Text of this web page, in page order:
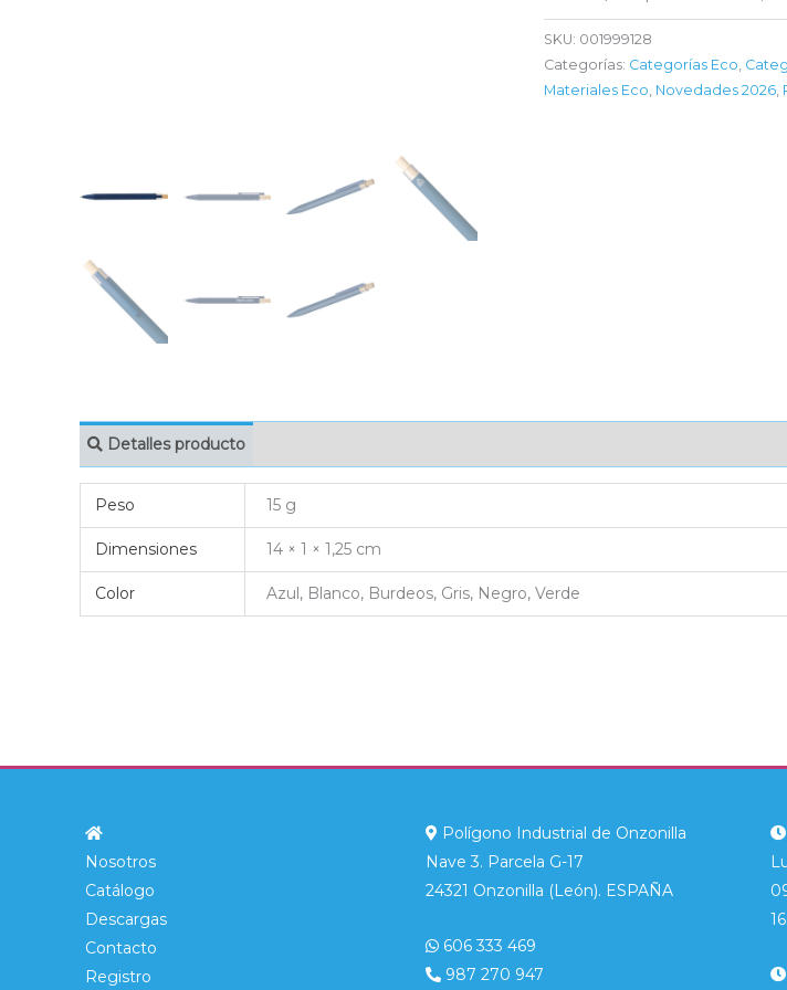
SKU: 001999128
Categorías: Categorías Eco,
Materiales Eco, Novedades 2026,
Detalles producto
Peso 15 g
Dimensiones 14 × 1 × 1,25 cm
Color Azul, Blanco, Burdeos, Gris, Negro, Verde
Nosotros
Catálogo
Descargas
Contacto
Registro
Polígono Industrial de Onzonilla
Nave 3. Parcela G-17
24321 Onzonilla (León). ESPAÑA
606 333 469
987 270 947